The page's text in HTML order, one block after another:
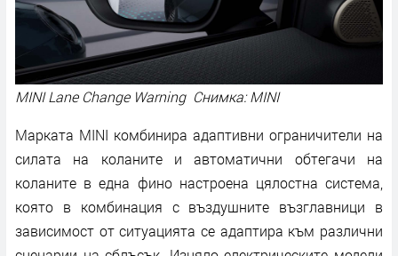
MINI Lane Change Warning Снимка: MINI
Марката MINI комбинира адаптивни ограничители на
силата на коланите и автоматични обтегачи на
коланите в една фино настроена цялостна система,
която в комбинация с въздушните възглавници в
зависимост от ситуацията се адаптира към различни